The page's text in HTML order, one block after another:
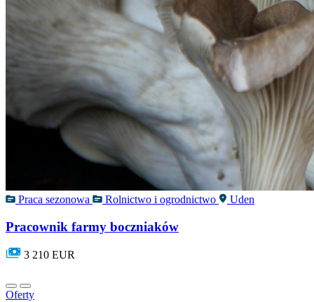
Praca sezonowa Rolnictwo i ogrodnictwo Uden
Pracownik farmy boczniaków
3 210 EUR
Oferty